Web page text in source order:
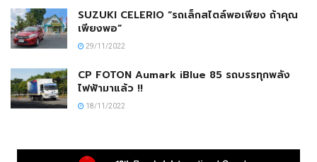
SUZUKI CELERIO “รถเล็กสไตล์พอเพียง ถ้าคุณ
เพียงพอ”
29/11/2022
CP FOTON Aumark iBlue 85 รถบรรทุกพลัง
ไฟฟ้ามาแล้ว !!
18/11/2022